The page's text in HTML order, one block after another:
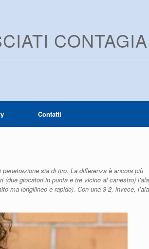
Contatti
penetrazione sia di tiro. La differenza è ancora più
giocatori in punta e tre vicino al canestro) l’ala
ma longilineo e rapido). Con una 3-2, invece, l’ala